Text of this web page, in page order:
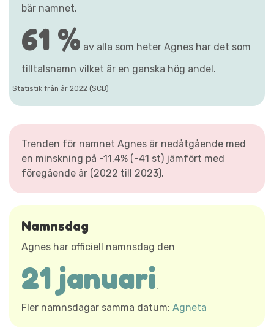
bär namnet.
61 % av alla som heter Agnes har det som
tilltalsnamn vilket är en ganska hög andel.
Statistik från år 2022 (SCB)
Trenden för namnet Agnes är nedåtgående med
en minskning på -11.4% (-41 st) jämfört med
föregående år (2022 till 2023).
Namnsdag
Agnes har officiell namnsdag den
21 januari.
Fler namnsdagar samma datum: Agneta